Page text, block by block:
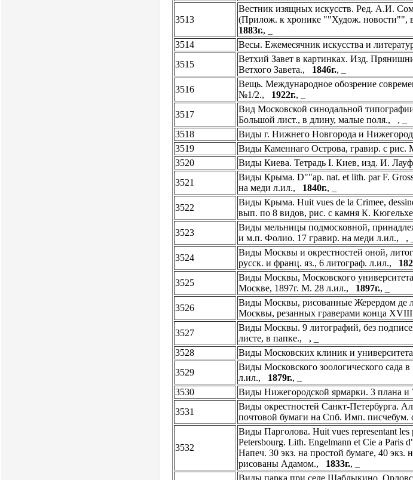
3513
Вестник изящных искусств. Ред. А.И.
(Прилож. к хронике ""Худож. новости"",
1883г., _
3514 Весы. Ежемесячник искусства и
3515
Ветхий Завет в картинках. Изд.
Ветхого Завета., 1846г., _
3516
Вещь. Международное обозрение
№1/2., 1922г., _
3517
Вид Московской синодальной
Большой лист., в длину, малые поля., , _
3518
Виды г. Нижнего Новгорода и
3519
Виды Каменнаго Острова, гравир. с рис.
3520
Виды Киева. Тетрадь I. Киев, изд. И.
3521
Виды Крыма. D""ap. nat. et lith. par F.
на меди л.ил., 1840г., _
3522
Виды Крыма. Huit vues de la Crimee,
вып. по 8 видов, рис. с камня К.
3523
Виды мельницы подмосковной,
и м.п. Фолио. 17 гравир. на меди л.ил., ,
3524
Виды Москвы и окрестностей оной,
русск. и франц. яз., 6 литограф. л.ил.,
3525
Виды Москвы, Московского
Москве, 1897г. М. 28 л.ил., 1897г., _
3526
Виды Москвы, рисованные Жерердом де
Москвы, резанных граверами конца
3527
Виды Москвы. 9 литографий, без
листе, в папке., , _
3528
Виды Московских клиник и
3529
Виды Московского зоологического сада
л.ил., 1879г., _
3530
Виды Нижегородской ярмарки. 3 плана
3531
Виды окрестностей Санкт-Петербурга.
почтовой бумаги на Спб. Имп.
3532
Виды Парголова. Huit vues representant les
Petersbourg. Lith. Engelmann et Cie a
Напеч. 30 экз. на простой бумаге, 40
рисованы Адамом., 1833г., _
Виды парка при селе Шаблыкино,